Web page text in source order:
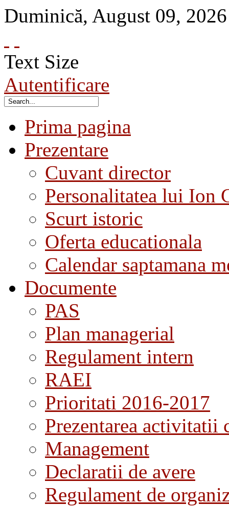
Duminică, August 09, 2026
Text Size
Autentificare
Prima pagina
Prezentare
Cuvant director
Personalitatea lui Ion
Scurt istoric
Oferta educationala
Calendar saptamana
Documente
PAS
Plan managerial
Regulament intern
RAEI
Prioritati 2016-2017
Prezentarea activitatii
Management
Declaratii de avere
Regulament de